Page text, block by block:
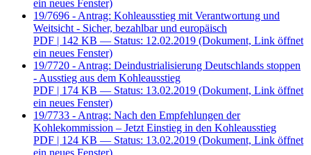
ein neues Fenster)
19/7696 - Antrag: Kohleausstieg mit Verantwortung und
Weitsicht - Sicher, bezahlbar und europäisch
PDF | 142 KB — Status: 12.02.2019 (Dokument, Link öffnet
ein neues Fenster)
19/7720 - Antrag: Deindustrialisierung Deutschlands stoppen
- Ausstieg aus dem Kohleausstieg
PDF | 174 KB — Status: 13.02.2019 (Dokument, Link öffnet
ein neues Fenster)
19/7733 - Antrag: Nach den Empfehlungen der
Kohlekommission – Jetzt Einstieg in den Kohleausstieg
PDF | 124 KB — Status: 13.02.2019 (Dokument, Link öffnet